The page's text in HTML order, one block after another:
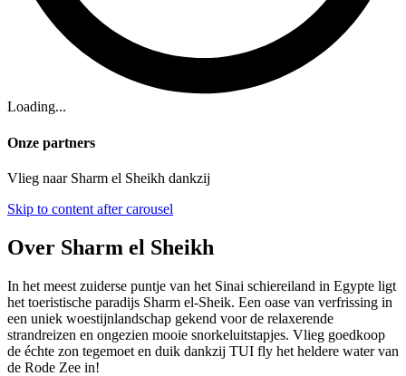
Loading...
Onze partners
Vlieg naar Sharm el Sheikh dankzij
Skip to content after carousel
Over Sharm el Sheikh
In het meest zuiderse puntje van het Sinai schiereiland in Egypte ligt
het toeristische paradijs Sharm el-Sheik. Een oase van verfrissing in
een uniek woestijnlandschap gekend voor de relaxerende
strandreizen en ongezien mooie snorkeluitstapjes. Vlieg goedkoop
de échte zon tegemoet en duik dankzij TUI fly het heldere water van
de Rode Zee in!